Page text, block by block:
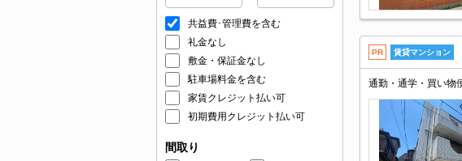
共益費･管理費を含む
礼金なし
敷金・保証金なし
駐車場料金を含む
家賃クレジット払い可
初期費用クレジット払い可
間取り
PR 賃貸マンション